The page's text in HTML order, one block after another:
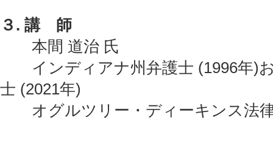
３. 講 師
本間 道治 氏
インディアナ州弁護士 (1996年)
士 (2021年)
オグルツリー・ディーキンス法